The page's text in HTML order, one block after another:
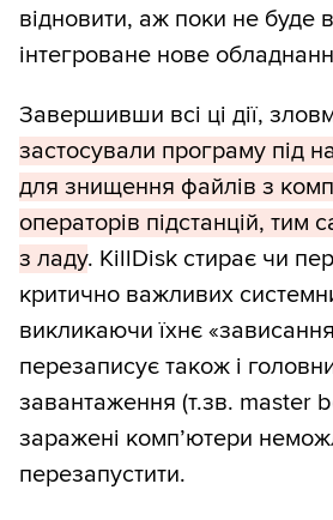
відновити, аж поки не буде
інтегроване нове
Завершивши всі ці дії,
застосували програму під
для знищення файлів з
операторів підстанцій, тим
з ладу. KillDisk стирає чи
критично важливих
викликаючи їхнє
перезаписує також і
завантаження (т.зв. master
заражені комп’ютери
перезапустити.